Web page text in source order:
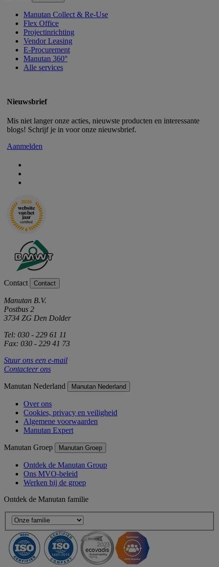
Manutan Collect & Re-Use
Flex Office
Projectinrichting
Vendor Leasing
E-Procurement
Manutan 360°
Alle services
Nieuwsbrief
Mis niet langer onze acties, nieuwste producten en interessante
blogs! Schrijf je in voor onze nieuwsbrief.
Aanmelden
Contact Contact
Manutan B.V.
Postbus 2
3734 ZG Den Dolder
Tel: 030 - 229 61 11
Fax: 030 - 229 41 73
Stuur ons een e-mail
Contacteer ons
Manutan Nederland Manutan Nederland
Over ons
Cookies, privacy en veiligheid
Algemene voorwaarden
Manutan Expert
Manutan Groep Manutan Groep
Ontdek de Manutan Group
Ons MVO-beleid
Werken bij de groep
Ontdek de Manutan familie